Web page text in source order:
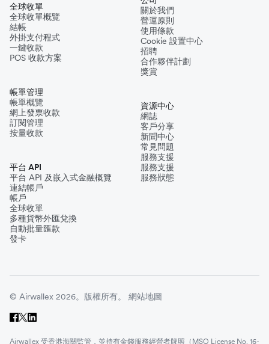
全球收單
全球收單概覽
結帳
外掛支付程式
一鍵收款
POS 收款方案
帳單管理
帳單概覽
網上發票收款
訂閱管理
按量收款
平台 API
平台 API 及嵌入式金融概覽
連結帳戶
帳戶
全球收單
多種貨幣外匯兌換
自動批量匯款
發卡
關於我們
營運原則
使用條款
Cookie 設置中心
招聘
合作夥伴計劃
獎賞
資源中心
網誌
客戶分享
新聞中心
常見問題
服務支援
服務支援
服務狀態
© Airwallex 2026。版權所有。 網站地圖
Airwallex 受香港海關監管，並持有金錢服務經營者牌照（MSO License No. 16-